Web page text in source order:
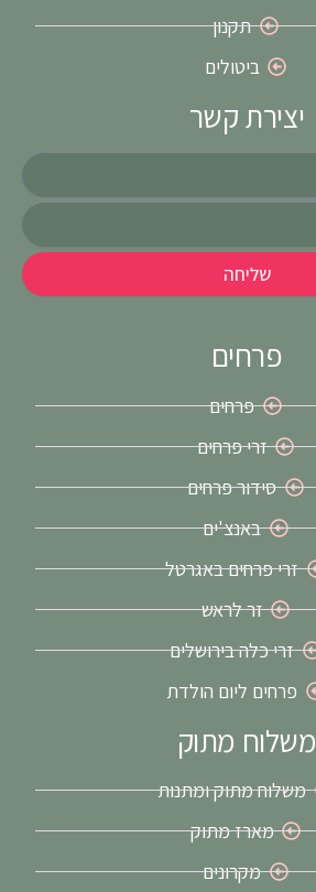
תקנון
ביטולים
יצירת קשר
שליחה
פרחים
פרחים
זרי פרחים
סידור פרחים
באנצ'ים
זרי פרחים באגרטל
זר לראש
זרי כלה בירושלים
פרחים ליום הולדת
משלוח מתוק
משלוח מתוק ומתנות
מארז מתוק
מקרונים